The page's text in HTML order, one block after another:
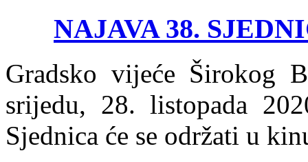
NAJAVA 38.
Gradsko vijeće Širokog
srijedu, 28. listopada
Sjednica će se održati u